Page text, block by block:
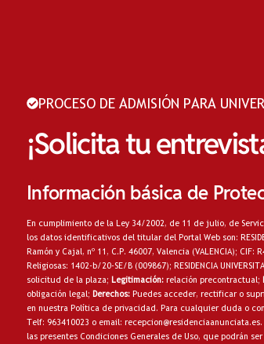
PROCESO DE ADMISIÓN PARA
¡Solicita tu
Información básica de
En cumplimiento de la Ley 34/2002, de 11 de julio, de
los datos identificativos del titular del Portal Web son:
Ramón y Cajal, nº 11, C.P. 46007, Valencia (VALENCIA);
Religiosas: 1402-b/20-SE/B (009867); RESIDENCIA
solicitud de la plaza; Legitimación: relación precontractual;
obligación legal; Derechos: Puedes acceder, rectificar o
en nuestra Política de privacidad. Para cualquier duda o
Telf: 963410023 o email: recepcion@residenciaanunciata.es.
las presentes Condiciones Generales de Uso, que podrán